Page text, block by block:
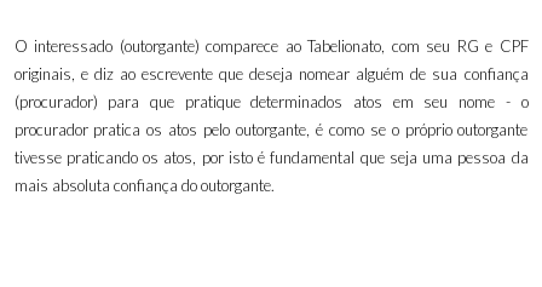
O interessado (outorgante) comparece ao Tabelionato, com seu RG e CPF
originais, e diz ao escrevente que deseja nomear alguém de sua confiança
(procurador) para que pratique determinados atos em seu nome - o
procurador pratica os atos pelo outorgante, é como se o próprio outorgante
tivesse praticando os atos, por isto é fundamental que seja uma pessoa da
mais absoluta confiança do outorgante.